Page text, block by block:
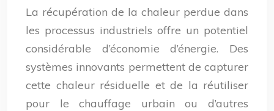
La récupération de la chaleur perdue dans
les processus industriels offre un potentiel
considérable d’économie d’énergie. Des
systèmes innovants permettent de capturer
cette chaleur résiduelle et de la réutiliser
pour le chauffage urbain ou d’autres